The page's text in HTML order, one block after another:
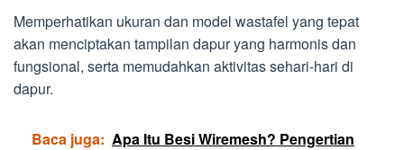
Memperhatikan ukuran dan model wastafel yang tepat
akan menciptakan tampilan dapur yang harmonis dan
fungsional, serta memudahkan aktivitas sehari-hari di
dapur.
Baca juga: Apa Itu Besi Wiremesh? Pengertian